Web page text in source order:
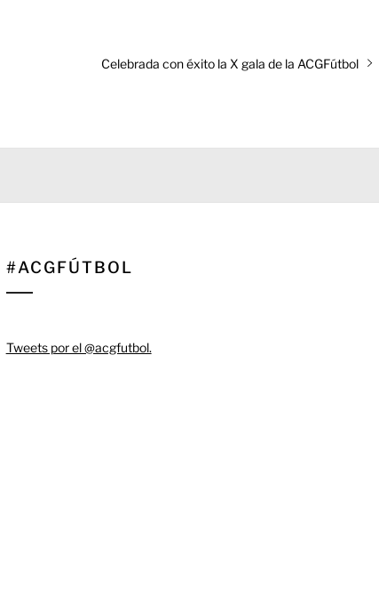
Entrada
Celebrada con éxito la X gala de la ACGFútbol
#ACGFÚTBOL
Tweets por el @acgfutbol.